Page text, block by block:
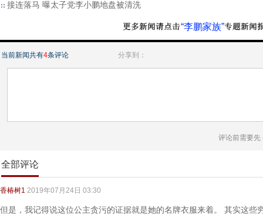
接连落马 曝太子党李小鹏地盘被清洗
“李鹏家族”
当前新闻共有4条评论 分享到：
评论前需要先
全部评论
香椿树1 2019年07月24日 03:30
但是，我记得说这位公主贪污的证据就是她的名牌衣服来着。 其实这些